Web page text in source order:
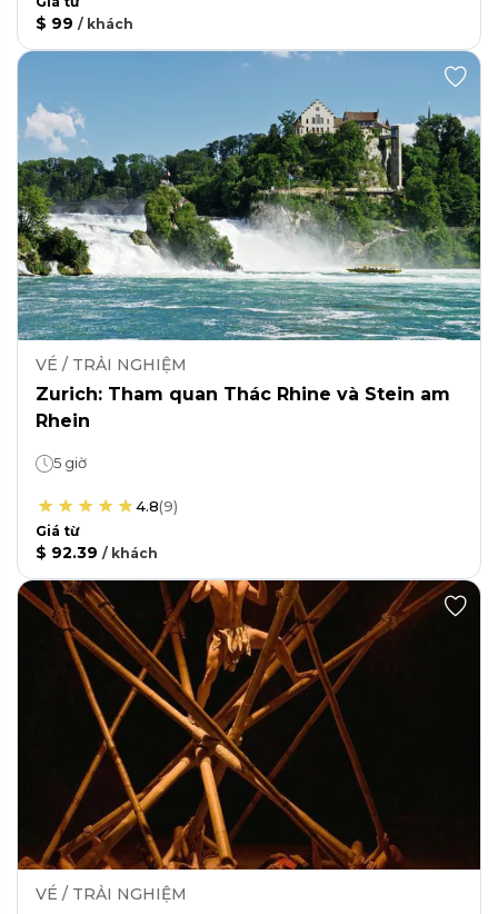
$ 99 / khách
VÉ / TRẢI NGHIỆM
Zurich: Tham quan Thác Rhine và Stein am
Rhein
5 giờ
4.8(9)
Giá từ
$ 92.39 / khách
VÉ / TRẢI NGHIỆM